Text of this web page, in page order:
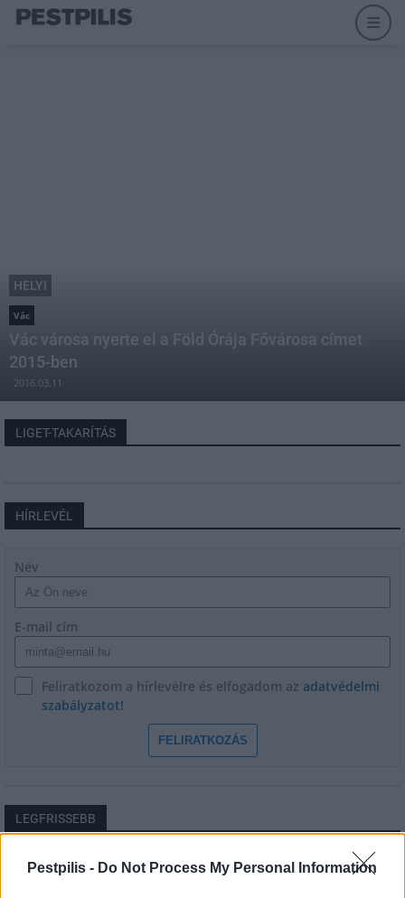
Pestpilis - Do Not Process My Personal Information
HELYI
Vác
Vác városa nyerte el a Föld Órája Fővárosa címet
2015-ben
2016.03.11
LIGET-TAKARÍTÁS
HÍRLEVÉL
Név
E-mail cím
Feliratkozom a hírlevélre és elfogadom az adatvédelmi
szabályzatot!
FELIRATKOZÁS
LEGFRISSEBB
Országos
Megérkezett az eső a Duna vízgyűjtőjére